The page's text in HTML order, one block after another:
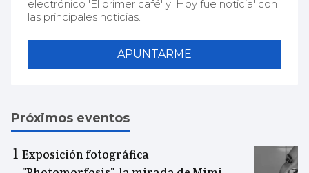
electrónico 'El primer café' y 'Hoy fue noticia' con
las principales noticias.
APUNTARME
Próximos eventos
Exposición fotográfica